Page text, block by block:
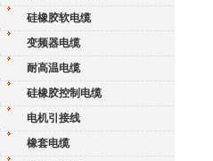
硅橡胶软电缆
变频器电缆
耐高温电缆
硅橡胶控制电缆
电机引接线
橡套电缆